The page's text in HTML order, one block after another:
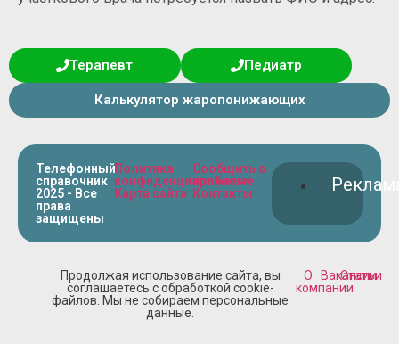
Терапевт Педиатр
Калькулятор жаропонижающих
Телефонный
справочник
2025 - Все
права
защищены
Политика
конфиденциальности
Карта сайта
Сообщить о
проблеме
Контакты
Продолжая использование сайта, вы
соглашаетесь с обработкой cookie-
файлов. Мы не собираем персональные
данные.
О
компании
Вакансии
Статьи